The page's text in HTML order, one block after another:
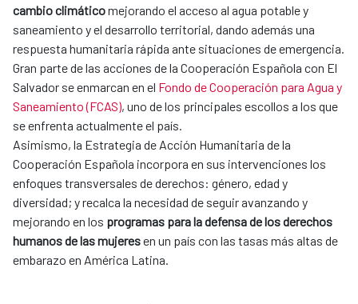
cambio climáticomejorando el acceso al agua potable y
saneamiento y el desarrollo territorial, dando además una
respuesta humanitaria rápida ante situaciones de emergencia.
Gran parte de las acciones de la Cooperación Española con El
Salvador se enmarcan en el Fondo de Cooperación para Agua y
Saneamiento (FCAS), uno de los principales escollos a los que
se enfrenta actualmente el país.
Asimismo, la Estrategia de Acción Humanitaria de la
Cooperación Española incorpora en sus intervenciones los
enfoques transversales de derechos: género, edad y
diversidad; y recalca la necesidad de seguir avanzando y
mejorando en los programas para la defensa de los derechos
humanos de las mujeresen un país con las tasas más altas de
embarazo en América Latina.